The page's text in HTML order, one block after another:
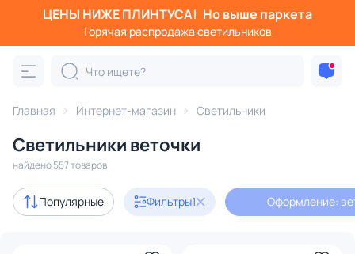
ЦЕНЫ НИЖЕ ПЛИНТУСА! Но выше паркета
Горячая распродажа светильников
Главная Интернет-магазин Светильники
Светильники веточки
найдено 557 товаров
Популярные Фильтры1 Оформление:
Фильтры
Категория:
Люстры Подвесные светильники
Акции 59